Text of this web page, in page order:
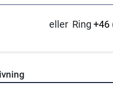
eller Ring +46